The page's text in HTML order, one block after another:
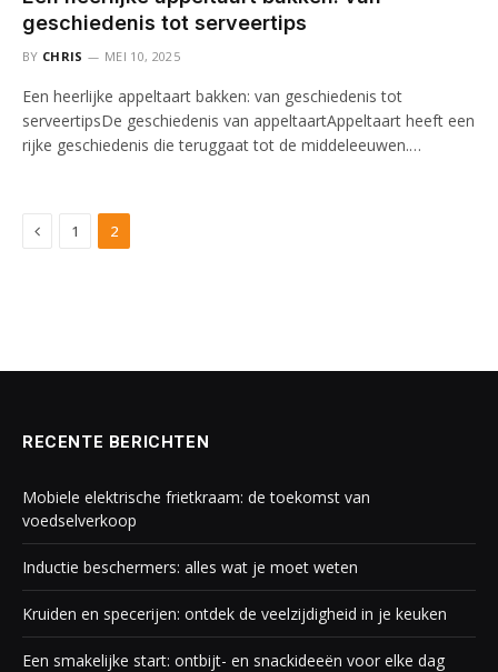
geschiedenis tot serveertips
BY CHRIS MEI 10, 2025
Een heerlijke appeltaart bakken: van geschiedenis tot
serveertipsDe geschiedenis van appeltaartAppeltaart heeft een
rijke geschiedenis die teruggaat tot de middeleeuwen.…
Previous
1 2
RECENTE BERICHTEN
Mobiele elektrische frietkraam: de toekomst van
voedselverkoop
Inductie beschermers: alles wat je moet weten
Kruiden en specerijen: ontdek de veelzijdigheid in je keuken
Een smakelijke start: ontbijt- en snackideeën voor elke dag